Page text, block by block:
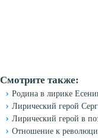
Смотрите также:
Родина в лирике
Лирический герой
Лирический герой в
Отношение к